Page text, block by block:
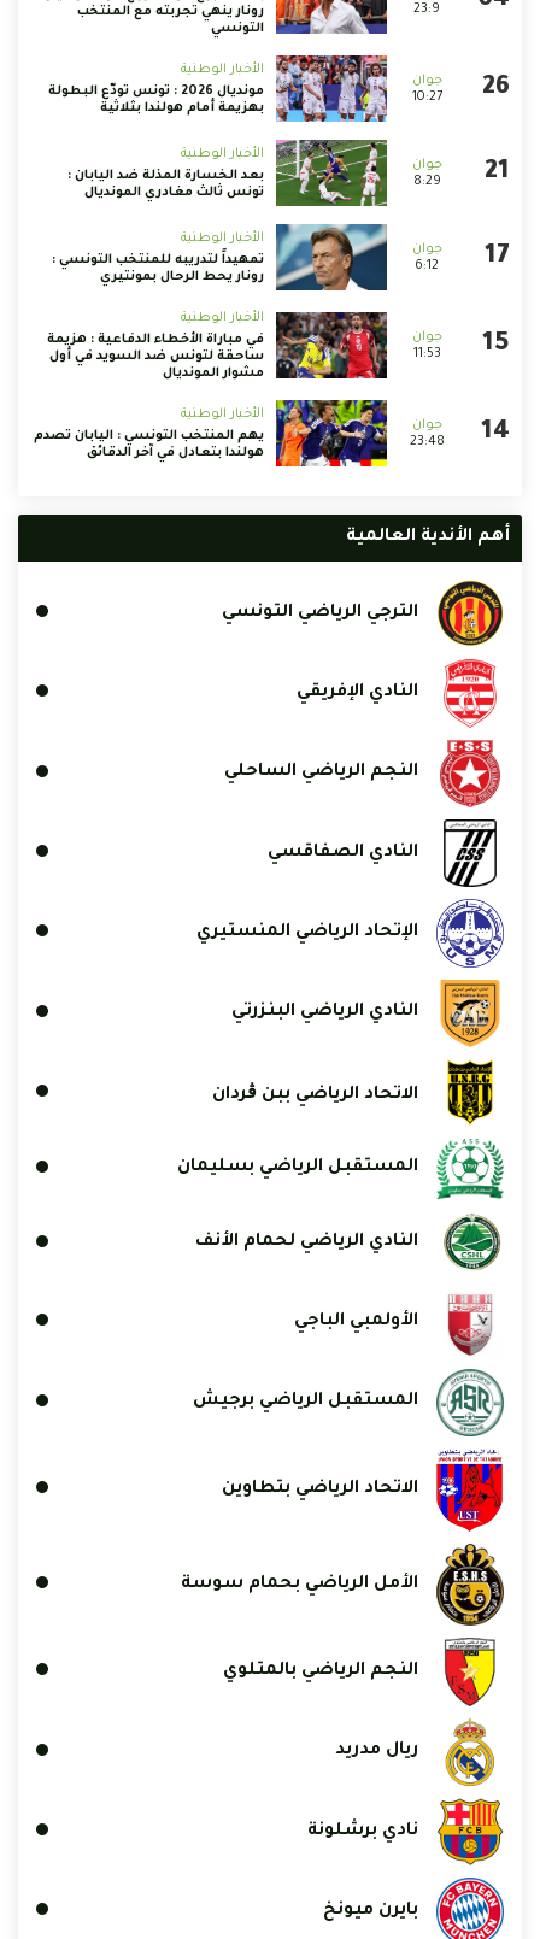
23:9
رونار ينهي تجربته مع المنتخب
التونسي
10:27
الأخبار الوطنية
مونديال 2026 : تونس تودّع البطولة
بهزيمة أمام هولندا بثلاثية
8:29
الأخبار الوطنية
بعد الخسارة المذلة ضد اليابان :
تونس ثالث مغادري المونديال
6:12
الأخبار الوطنية
تمهيداً لتدريبه للمنتخب التونسي :
رونار يحط الرحال بمونتيري
11:53
الأخبار الوطنية
في مباراة الأخطاء الدفاعية : هزيمة
ساحقة لتونس ضد السويد في أول
مشوار المونديال
23:48
الأخبار الوطنية
يهم المنتخب التونسي : اليابان تصدم
هولندا بتعادل في آخر الدقائق
أهم الأندية العالمية
الترجي الرياضي التونسي
النادي الإفريقي
النجم الرياضي الساحلي
النادي الصفاقسي
الإتحاد الرياضي المنستيري
النادي الرياضي البنزرتي
الاتحاد الرياضي ببن ڨردان
المستقبل الرياضي بسليمان
النادي الرياضي لحمام الأنف
الأولمبي الباجي
المستقبل الرياضي برجيش
الاتحاد الرياضي بتطاوين
الأمل الرياضي بحمام سوسة
النجم الرياضي بالمتلوي
ريال مدريد
نادي برشلونة
بايرن ميونخ